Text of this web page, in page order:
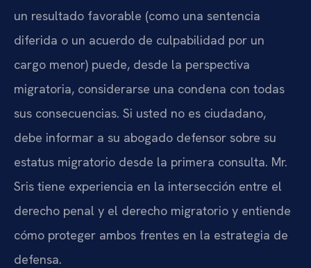
un resultado favorable (como una sentencia
diferida o un acuerdo de culpabilidad por un
cargo menor) puede, desde la perspectiva
migratoria, considerarse una condena con todas
sus consecuencias. Si usted no es ciudadano,
debe informar a su abogado defensor sobre su
estatus migratorio desde la primera consulta. Mr.
Sris tiene experiencia en la intersección entre el
derecho penal y el derecho migratorio y entiende
cómo proteger ambos frentes en la estrategia de
defensa.